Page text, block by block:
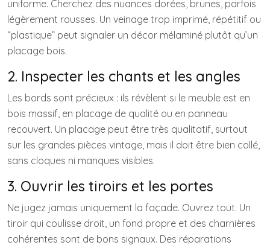
uniforme. Cherchez des nuances dorées, brunes, parfois
légèrement rousses. Un veinage trop imprimé, répétitif ou
“plastique” peut signaler un décor mélaminé plutôt qu’un
placage bois.
2. Inspecter les chants et les angles
Les bords sont précieux : ils révèlent si le meuble est en
bois massif, en placage de qualité ou en panneau
recouvert. Un placage peut être très qualitatif, surtout
sur les grandes pièces vintage, mais il doit être bien collé,
sans cloques ni manques visibles.
3. Ouvrir les tiroirs et les portes
Ne jugez jamais uniquement la façade. Ouvrez tout. Un
tiroir qui coulisse droit, un fond propre et des charnières
cohérentes sont de bons signaux. Des réparations